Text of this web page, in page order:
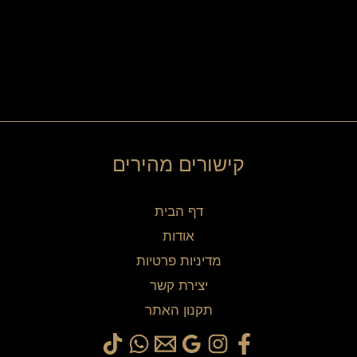
קישורים מהירים
דף הבית
אודות
מדיניות פרטיות
יצירת קשר
תקנון האתר